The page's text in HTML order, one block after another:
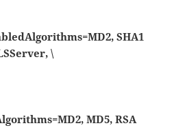
SHA1
\
MD5, RSA